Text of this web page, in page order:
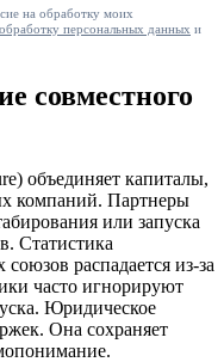
на обработку моих
персональных данных и
совместного
объединяет капиталы,
компаний. Партнеры
или запуска
Статистика
распадается из-за
часто игнорируют
Юридическое
Она сохраняет